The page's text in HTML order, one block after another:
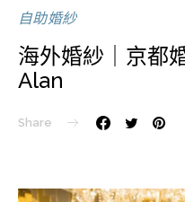
自助婚紗
海外婚紗｜京都
Alan
Share